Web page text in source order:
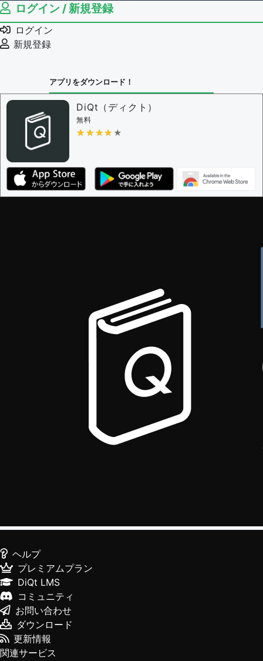
ログイン / 新規登録
ログイン
新規登録
アプリをダウンロード！
DiQt（ディクト）
無料
★★★★★
★★★★★
ヘルプ
プレミアムプラン
DiQt LMS
コミュニティ
お問い合わせ
ダウンロード
更新情報
関連サービス